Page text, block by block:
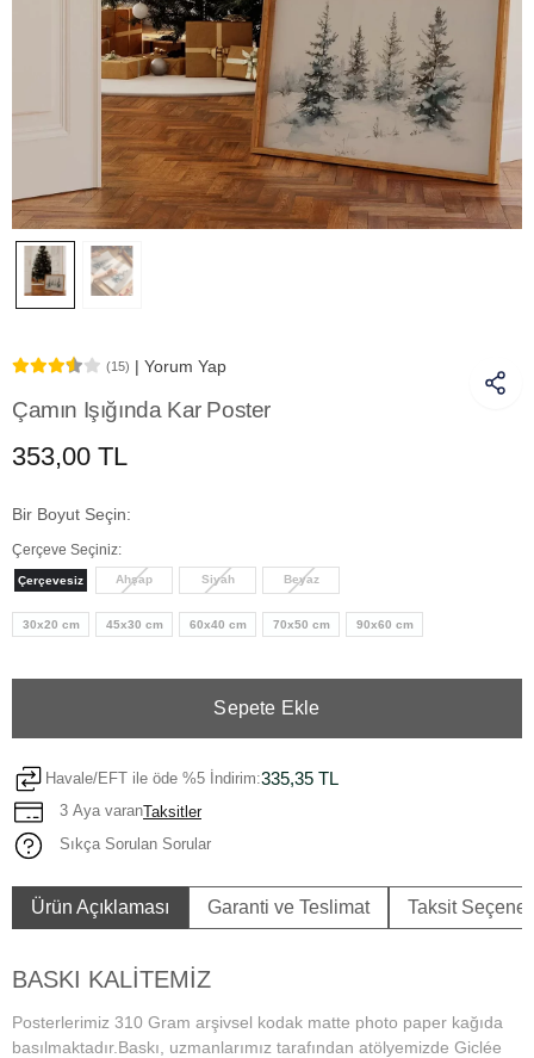
(15) | Yorum Yap
Çamın Işığında Kar Poster
353,00 TL
Bir Boyut Seçin:
Çerçeve Seçiniz:
Çerçevesiz Ahşap Siyah Beyaz
30x20 cm 45x30 cm 60x40 cm 70x50 cm 90x60 cm
Sepete Ekle
Havale/EFT ile öde %5 İndirim:335,35 TL
3 Aya varanTaksitler
Sıkça Sorulan Sorular
Ürün Açıklaması Garanti ve Teslimat Taksit
BASKI KALİTEMİZ
Posterlerimiz 310 Gram arşivsel kodak matte photo paper kağıda
basılmaktadır.Baskı, uzmanlarımız tarafından atölyemizde Giclée